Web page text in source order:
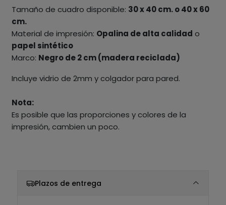
Tamaño de cuadro disponible: 30 x 40 cm. o 40 x 60
cm.
Material de impresión: Opalina de alta calidad o
papel sintético
Marco: Negro de 2 cm (madera reciclada)
Incluye vidrio de 2mm y colgador para pared.
Nota:
Es posible que las proporciones y colores de la
impresión, cambien un poco.
Plazos de entrega